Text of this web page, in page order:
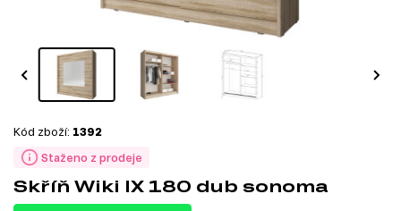
Staženo z prodeje
Kód zboží: 1392
Skříň Wiki IX 180 dub sonoma